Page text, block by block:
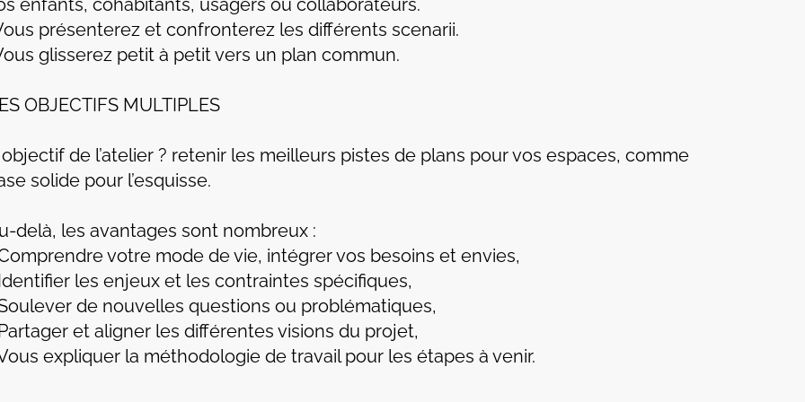
présenterez et confronterez les différents scenarii.
glisserez petit à petit vers un plan commun.
OBJECTIFS MULTIPLES
objectif de l’atelier ? retenir les meilleurs pistes de plans pour vos espaces, comme
solide pour l’esquisse.
delà, les avantages sont nombreux :
votre mode de vie, intégrer vos besoins et envies,
les enjeux et les contraintes spécifiques,
de nouvelles questions ou problématiques,
et aligner les différentes visions du projet,
expliquer la méthodologie de travail pour les étapes à venir.